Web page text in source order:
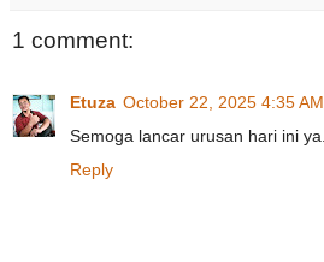
1 comment:
Etuza October 22, 2025 4:35 AM
Semoga lancar urusan hari ini ya..
Reply